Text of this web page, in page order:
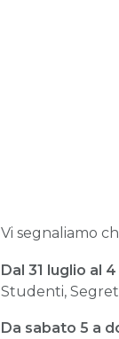
Vi segnaliamo
Dal 31 luglio al
Studenti,
Da sabato 5 a